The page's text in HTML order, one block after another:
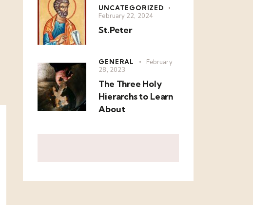
UNCATEGORIZED
February 22, 2024
St.Peter
GENERAL
February
28, 2023
The Three Holy
Hierarchs to Learn
About